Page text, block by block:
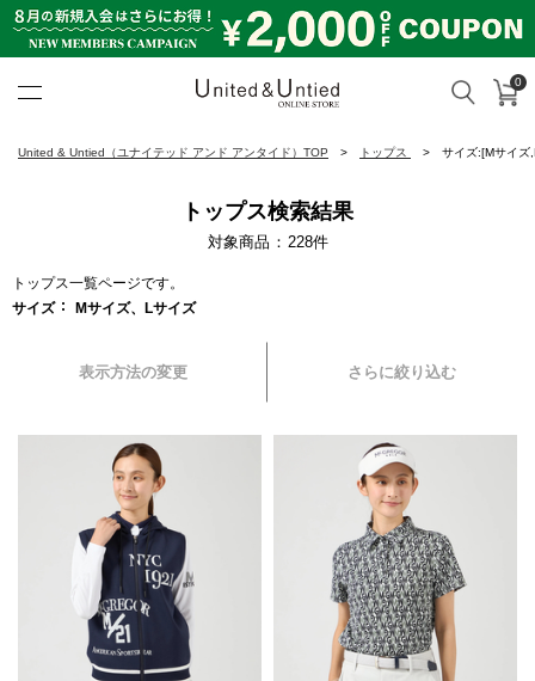
検索 カ
0
United & Untied（ユナイテッド アンド アンタイド）TOP トップス サイズ:[Mサイズ
トップス検索結果
対象商品 228件
トップス一覧ページです。
サイズ
Mサイズ、Lサイズ
表示方法の変更 さらに絞り込む